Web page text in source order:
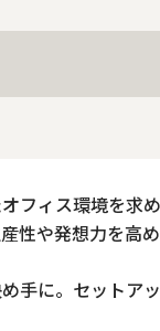
フィス環境を求
性や発想力を高
手に。セットア